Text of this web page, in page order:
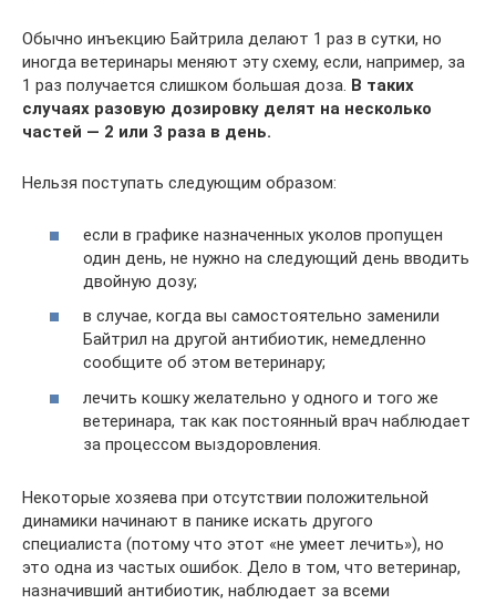
Обычно инъекцию Байтрила делают 1 раз в сутки, но
иногда ветеринары меняют эту схему, если, например, за
1 раз получается слишком большая доза. В таких
случаях разовую дозировку делят на несколько
частей — 2 или 3 раза в день.
Нельзя поступать следующим образом:
если в графике назначенных уколов пропущен
один день, не нужно на следующий день вводить
двойную дозу;
в случае, когда вы самостоятельно заменили
Байтрил на другой антибиотик, немедленно
сообщите об этом ветеринару;
лечить кошку желательно у одного и того же
ветеринара, так как постоянный врач наблюдает
за процессом выздоровления.
Некоторые хозяева при отсутствии положительной
динамики начинают в панике искать другого
специалиста (потому что этот «не умеет лечить»), но
это одна из частых ошибок. Дело в том, что ветеринар,
назначивший антибиотик, наблюдает за всеми